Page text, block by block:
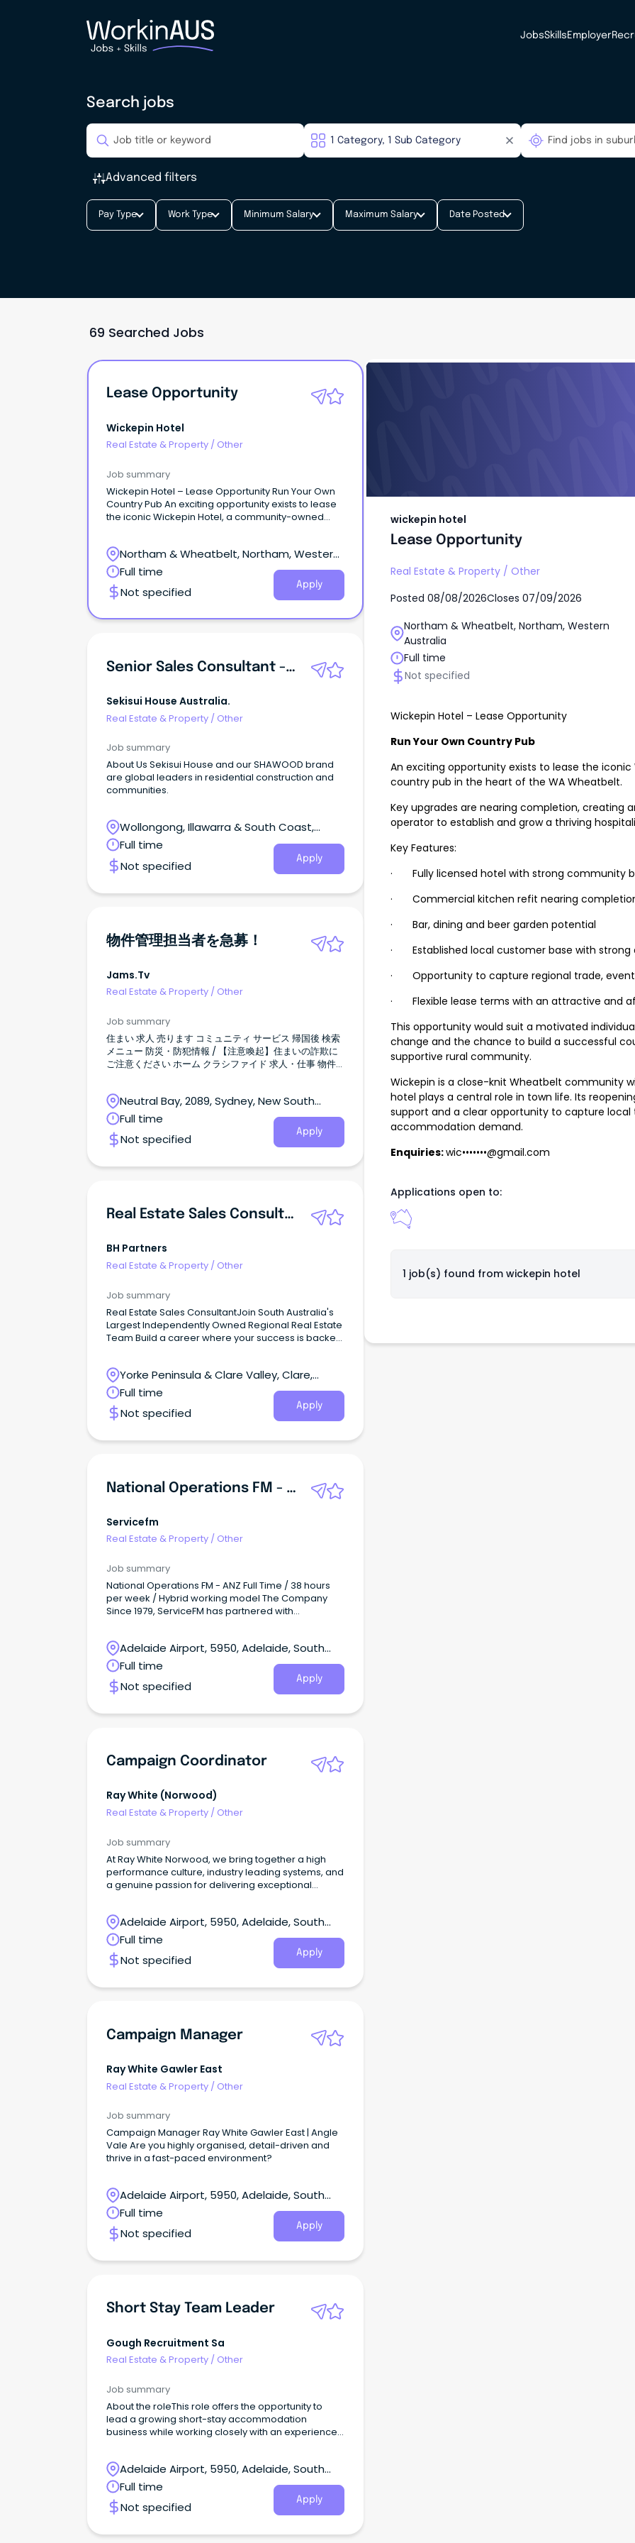
JobsSkills Employer
Search jobs
Advanced filters
Pay Type Work Type Minimum Salary Maximum Salary Date Posted
69 Searched Jobs
Lease Opportunity
Wickepin Hotel
Real Estate & Property / Other
Job summary
Wickepin Hotel – Lease Opportunity Run Your Own
Country Pub An exciting opportunity exists to lease
the iconic Wickepin Hotel, a community-owned
Northam & Wheatbelt, Northam, Western
Australia
Full time
Not specified
Apply
Senior Sales Consultant - Calderwood / Bingara
Sekisui House Australia.
Real Estate & Property / Other
Job summary
About Us Sekisui House and our SHAWOOD brand
are global leaders in residential construction and
communities.
Wollongong, Illawarra & South Coast,
Wollongong, New South Wales
Full time
Not specified
Apply
物件管理担当者を急募！
Jams.tv
Real Estate & Property / Other
Job summary
住まい 求人 売ります コミュニティ サービス 帰国後 検索
メニュー 防災・防犯情報 / 【注意喚起】住まいの詐欺に
ご注意ください ホーム クラシファイド 求人・仕事 物件
メ 教育／留学／習い事 旅行／観光 医療／保険 美容／健
康 マネー 法律／ビザ 就職／転職 電話／通信 自動車 ショ
ッピング 不動産／住宅／引越 冠婚葬祭 エンタメ／スポー
ツ ビジネス 日系コミュニティ 2025.11.30 975 views 新規
不動産 0412231000 / info@upropertirs.com.au 会社情
https://www.uproperties.com.au/ 投稿者の他の記事
なし 募集要項 職種 営業 / その他 ワークスタイル フルタ
Uematsu不動産では、経験豊富な物件管理業務
(Property Manager)を担当できる方を募集しておりま
す。 応募資格： 不動産関連の資格をお持ちの方今後取得
のコミュニケーションが可能な方 自家用車をお持ちで運
転に慣れている方 交渉力があり、人と接することが好き
な方 ITスキルに優れ、長期的に勤務できる方 情熱をもっ
て仕事に取り組める方 永住ビザ 保持者 勤務地： Neutral
Bay（NSW） お問い合わせ先： 上松（Uematsu） 📧
アの求人 周辺エリアの求人をマップから探す Pick Up 医
療／保険 歯ぐきから血が出る？歯周病の初期症状と治療
法を解説 Jams.TV PR 2026.08.04 不動産／住宅／引越
【年内開港】シドニー新空港×新都市で注目の投資エリア
とは？ Orion Star Property 2026.07.30 不動産／住宅／
トラリアで永住権につながる学校・仕事・進学先を徹底
Jams.TV PR 2026.07.14 医療／保険 オーストラリアで整
体に通う！保険利用とGP紹介状をもらう手順 メトロフィ
／留学／習い事 オーストラリアで看護師！看護学コース
限定オンラインフェア開催 Jams.TV PR 2026.07.04 【オ
ーストラリアの歯医者Q&A】日本人からよくある質問10
選 Jams.TV PR 2026.07.03 ショッピング 【2026年版】
オーストラリアの人気お土産キーホルダー13選 Sydney
イベント グルメ 31種の甘い誘惑、ホットチョコレートの
祭典へようこそ！ 2026.08.05 映画 250本以上の映画を
楽しむ、メルボルン最大級の映画祭 2026.08.03 グルメ
一口で幸せに！街ぐるみのパイフェスがバララットで開
催 2026.07.31 アート 空間まるごと宝探し！アンティーク
ハーバービューで映画体験！極上のプライベートシネマ
険 クラシファイド 住まい求人売りますコミュニティサー
ビス帰国後 サービス ログイン新規会員登録防災・防犯情
代表あいさつミッション広告サービスのご案内お問い合
わせ JAMS.TVの使い方 プライバシーポリシー 利用規約
© 2005 - 2026 JAMS.TV Pty Ltd. お問い合わせ は必須項
容 ログインをすると予め登録した履歴書を簡単に送れま
す。 履歴書を添付する お名前 メールアドレス 電話番号
お問い合わせ内容 履歴書添付 お問い合わせありがとうご
ざいました。ご入力されたメールアドレスへ確認メール
が届きますのでご確認ください。 絞り込み検索 ご注意く
貸とシェアに関する注意点 すべて JAMS.TVトップページ
オーストラリアニュース イベント JAMS.TVからのお知ら
せ お得／割引 グルメ 教育／留学／習い事 旅行／観光 医
療／保険 美容／健康 マネー 法律・ビザ 就職／転職 電話
／通信 自動車 ショッピング 不動産／住宅／引越 冠婚葬
(TAS)首都特別地域 (ACT)北部準州 (NT) エリアを指定し
てください ニューサウスウェールズ州 (NSW)クイーンズ
(SA)西オーストラリア州 (WA)タスマニア州 (TAS)首都
特別地域 (ACT)北部準州 (NT) エリアを指定してください
(QLD)ビクトリア州 (VIC)南オーストラリア州 (SA)西オ
ーストラリア州 (WA)タスマニア州 (TAS)首都特別地域
(ACT)北部準州 (NT) エリアを指定してください ニューサ
ウスウェールズ州 (NSW)クイーンズランド州 (QLD)ビク
トリア州 (VIC)南オーストラリア州 (SA)西オーストラリ
準州 (NT) エリアを指定してください ニューサウスウェー
ルズ州 (NSW)クイーンズランド州 (QLD)ビクトリア州
(VIC)南オーストラリア州 (SA)西オーストラリア州
(WA)タスマニア州 (TAS)首都特別地域 (ACT)北部準州
(NT) 帰国後のクラシファイド情報 住まい求人 日本への帰
オーストラリアニュースイベントJAMS.TVからのお知ら
信自動車ショッピング不動産／住宅／引越冠婚葬祭エン
タメ／スポーツビジネス日系コミュニティ クーポンは無
ログインする はじめてご利用の方（新規会員登録） 新規
会員登録 MENU 詳細を見る ビーチ、島 求人情報 観光 ホ
テル、宿泊施設 大学 シティガイド、地域情報 ウェブサイ
JAMS.TVトップページ オーストラリアニュース イベント
JAMS.TVからのお知らせ お得／割引 グルメ 教育／留学／
習い事 旅行／観光 医療／保険 美容／健康 マネー 法律・
ビザ 就職／転職 電話／通信 自動車 ショッピング 不動産
録 / Registerチェック履歴 / History オーストラリアニュ
ースすべてのオーストラリアニュース一般国際スポーツ
ビジネス政治生活文化・芸能領事館安全情報その他 オー
ストラリア イベント情報すべてのイベント開催中アート
コミュニティカルチャーお祭り展示会マーケットスポー
ツビジネスチャリティーグルメショッピング／ファッシ
Neutral Bay, 2089, Sydney, New South
Wales
Full time
Not specified
Apply
Real Estate Sales Consultant
BH Partners
Real Estate & Property / Other
Job summary
Real Estate Sales ConsultantJoin South Australia's
Largest Independently Owned Regional Real Estate
Team Build a career where your success is backed
Yorke Peninsula & Clare Valley, Clare,
South Australia
Full time
Not specified
Apply
National Operations FM - ANZ
Servicefm
Real Estate & Property / Other
Job summary
National Operations FM - ANZ Full Time / 38 hours
per week / Hybrid working model The Company
Since 1979, ServiceFM has partnered with
people in them.
Adelaide Airport, 5950, Adelaide, South
Australia
Full time
Not specified
Apply
Campaign Coordinator
Ray White (norwood)
Real Estate & Property / Other
Job summary
At Ray White Norwood, we bring together a high
performance culture, industry leading systems, and
a genuine passion for delivering exceptional
Adelaide Airport, 5950, Adelaide, South
Australia
Full time
Not specified
Apply
Campaign Manager
Ray White Gawler East
Real Estate & Property / Other
Job summary
Campaign Manager Ray White Gawler East | Angle
Vale Are you highly organised, detail-driven and
thrive in a fast-paced environment?
Adelaide Airport, 5950, Adelaide, South
Australia
Full time
Not specified
Apply
Short Stay Team Leader
Gough Recruitment Sa
Real Estate & Property / Other
Job summary
About the roleThis role offers the opportunity to
lead a growing short-stay accommodation
business while working closely with an experienced
Adelaide Airport, 5950, Adelaide, South
Australia
Full time
Not specified
Apply
wickepin hotel
Lease Opportunity
Real Estate & Property / Other
Posted 08/08/2026Closes 07/09/2026
Northam & Wheatbelt, Northam, Western
Australia
Full time
Not specified
Wickepin Hotel – Lease Opportunity
Run Your Own Country Pub
An exciting opportunity exists to lease the
country pub in the heart of the WA Wheatbelt.
Key upgrades are nearing completion, creating
operator to establish and grow a thriving
Key Features:
· Fully licensed hotel with strong community
· Commercial kitchen refit nearing
· Bar, dining and beer garden potential
· Established local customer base with strong
· Opportunity to capture regional trade,
· Flexible lease terms with an attractive and
This opportunity would suit a motivated
change and the chance to build a successful
supportive rural community.
Wickepin is a close-knit Wheatbelt community
hotel plays a central role in town life. Its
support and a clear opportunity to capture local
accommodation demand.
Enquiries:wic•••••••@gmail.com
Applications open to:
1 job(s) found from wickepin hotel